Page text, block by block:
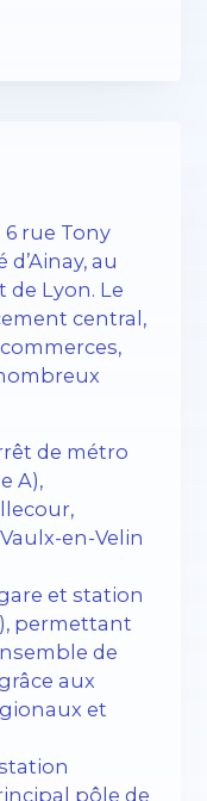
rue Tony
au
Lyon. Le
central,
de métro
A),
en-Velin
et station
permettant
de
aux
et
pôle de